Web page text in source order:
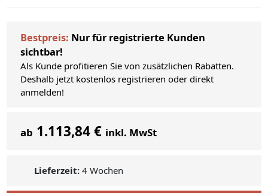
Bestpreis: Nur für registrierte Kunden
sichtbar!
Als Kunde profitieren Sie von zusätzlichen Rabatten.
Deshalb jetzt kostenlos registrieren oder direkt
anmelden!
ab 1.113,84 € inkl. MwSt
Lieferzeit: 4 Wochen